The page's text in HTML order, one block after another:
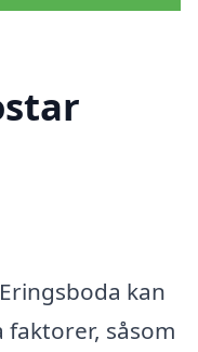
kan
såsom